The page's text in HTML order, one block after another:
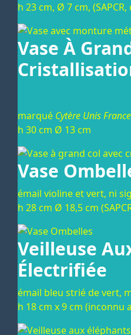
h 23 cm, Ø 7 cm,
Vase À
marqué Cytère Unis France
h 30 cm Ø 13 cm
Vase
émail violine et vert, ni
h 28 cm Ø 18,5 cm
Veilleuse
Électrifiée
émail bleu strié de vert,
h 18 cm x 9 cm (inconnu